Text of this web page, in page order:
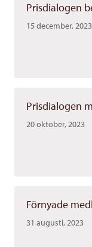
Prisdialogen
15 december, 2023
Prisdialogen
20 oktober, 2023
Förnyade
31 augusti, 2023